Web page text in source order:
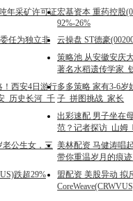
年采矿许可证宏基资本 重药控股
92%-26%
任为独立非
云操盘 ST德豪
策略池 从安徽安庆
著名水稻遗传学家_
！西安4日游行
_历史长河_千
多多策略 家有3-6岁
子_拼图挑战_家长
出彩速配 男子坐在
范？记者探访_山姆
老公生女，三 美林配资 马健涛唱
带你重温岁月的痕
跌超29%
盟配资 美股异动 拟